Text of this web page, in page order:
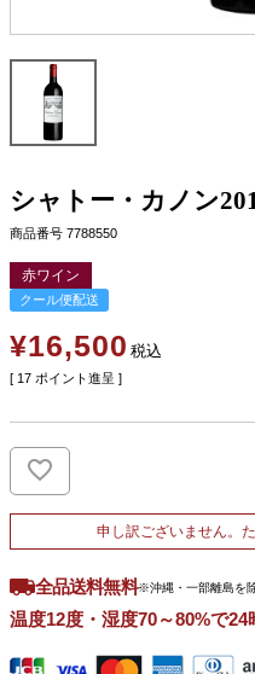
シャトー・カノン
商品番号 7788550
赤ワイン
クール便配送
¥16,500 税込
[ 17 ポイント進呈 ]
申し訳ございません。
全品送料無料※沖縄・一部離島を
温度12度・湿度70～80%で24